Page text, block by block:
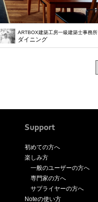
ARTBOX建築工房一級建築士事務所
ダイニング
初めての方へ
楽しみ方
一般のユーザーの方へ
専門家の方へ
サプライヤーの方へ
Noteの使い方